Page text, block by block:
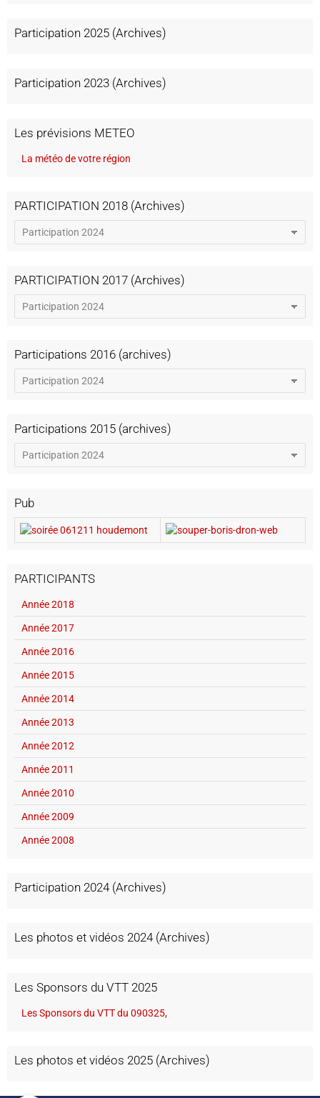
Participation 2025 (Archives)
Participation 2023 (Archives)
Les prévisions METEO
La météo de votre région
PARTICIPATION 2018 (Archives)
PARTICIPATION 2017 (Archives)
Participations 2016 (archives)
Participations 2015 (archives)
Pub
PARTICIPANTS
Année 2018
Année 2017
Année 2016
Année 2015
Année 2014
Année 2013
Année 2012
Année 2011
Année 2010
Année 2009
Année 2008
Participation 2024 (Archives)
Les photos et vidéos 2024 (Archives)
Les Sponsors du VTT 2025
Les Sponsors du VTT du 090325,
Les photos et vidéos 2025 (Archives)